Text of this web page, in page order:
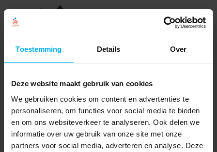
Toestemming Details Over
Deze website maakt gebruik van cookies
We gebruiken cookies om content en advertenties te
personaliseren, om functies voor social media te bieden
en om ons websiteverkeer te analyseren. Ook delen we
informatie over uw gebruik van onze site met onze
partners voor social media, adverteren en analyse. Deze